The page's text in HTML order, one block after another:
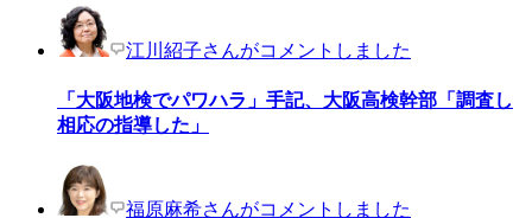
江川紹子さんがコメントしました
「大阪地検でパワハラ」手記、大阪高検幹部「調査し
相応の指導した」
福原麻希さんがコメントしました